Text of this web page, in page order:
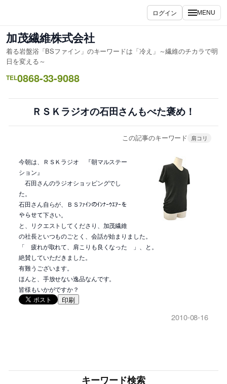
を
ス
キ
ッ
プ
ログイン MENU
加茂繊維株式会社
着る岩盤浴「BSファイン」のキーワードは「冷え」～繊維のチカラで明
日を変える～
TEL0868-33-9088
ＲＳＫラジオの石田さんもべた褒め！
この記事のキーワード 肩コリ
今朝は、ＲＳＫラジオ 『朝マルステー
ション』
石田さんのラジオショッピングでし
た。
石田さん自らが、ＢＳﾌｧｲﾝのｲﾝﾅｰｳｴｱｰを
やらせて下さい。
と、リクエストしてくださり、加茂繊維
の社長といつものごとく、会話が始まりました。
「 疲れが取れて、肩こりも良くなった 」、と。
絶賛していただきました。
有難うございます。
ほんと、手放せない逸品なんです。
皆様もいかがですか？
印刷
2010-08-16
キーワード検索